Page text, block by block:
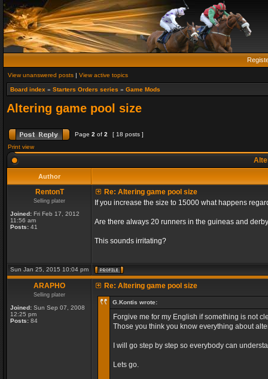
View unanswered posts | View active topics
Board index » Starters Orders series » Game Mods
Altering game pool size
Page 2 of 2
[ 18 posts ]
Print view
Author
RentonT
Selling plater
Joined: Fri Feb 17, 2012
11:56 am
Posts: 41
Re: Altering game pool size
If you increase the size to 15000 what happens
Are there always 20 runners in the guineas and
This sounds irritating?
Sun Jan 25, 2015 10:04 pm
ARAPHO
Selling plater
Joined: Sun Sep 07, 2008
12:25 pm
Posts: 84
Re: Altering game pool size
G.Kontis wrote:
Forgive me for my English if something is not
Those you think you know everything about
I will go step by step so everybody can
Lets go.